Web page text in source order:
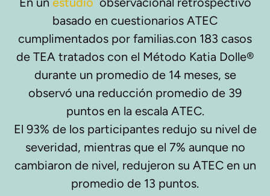
basado en cuestionarios ATEC
cumplimentados por familias.con 183 casos
de TEA tratados con el Método Katia Dolle®
durante un promedio de 14 meses, se
observó una reducción promedio de 39
puntos en la escala ATEC.
El 93% de los participantes redujo su nivel de
severidad, mientras que el 7% aunque no
cambiaron de nivel, redujeron su ATEC en un
promedio de 13 puntos.